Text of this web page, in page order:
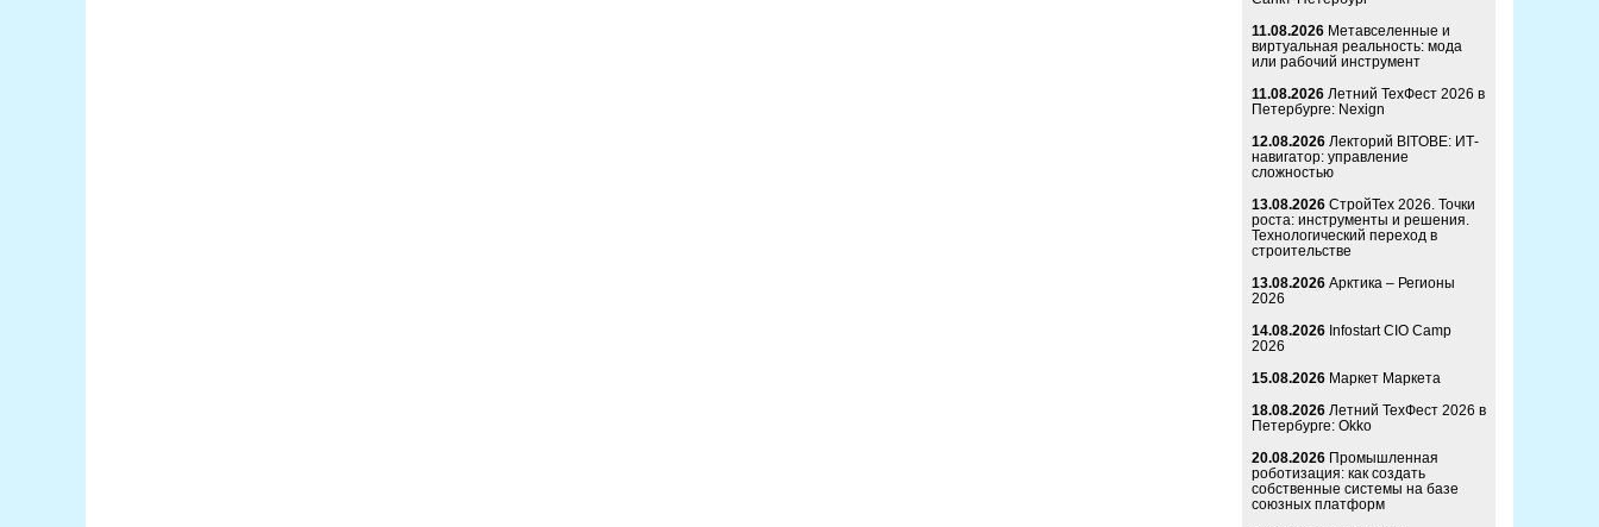
11.08.2026 Метавселенные и
виртуальная реальность: мода
или рабочий инструмент
11.08.2026 Летний ТехФест 2026 в
Петербурге: Nexign
12.08.2026 Лекторий BITOBE: ИТ-
навигатор: управление
сложностью
13.08.2026 СтройТех 2026. Точки
роста: инструменты и решения.
Технологический переход в
строительстве
13.08.2026 Арктика – Регионы
2026
14.08.2026 Infostart CIO Camp
2026
15.08.2026 Маркет Маркета
18.08.2026 Летний ТехФест 2026 в
Петербурге: Okko
20.08.2026 Промышленная
роботизация: как создать
собственные системы на базе
союзных платформ